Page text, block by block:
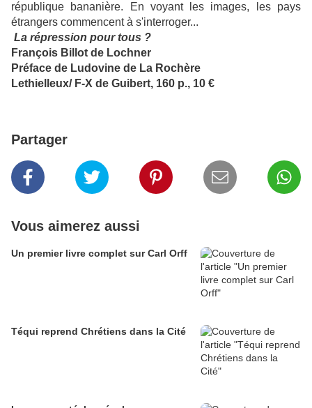
république bananière.
En voyant les images, les pays
étrangers commencent à s'interroger...
La répression pour tous ?
François Billot de Lochner
Préface de Ludovine de La Rochère
Lethielleux/ F-X de Guibert, 160 p., 10 €
Partager
Vous aimerez aussi
Un premier livre complet sur Carl Orff
Téqui reprend Chrétiens dans la Cité